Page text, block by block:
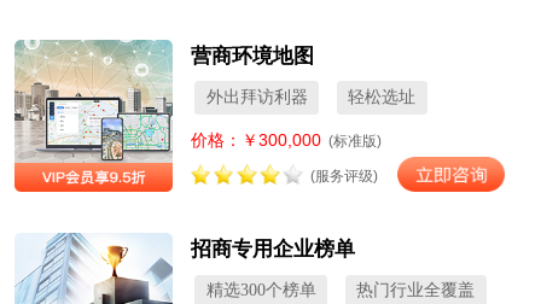
营商环境地图
外出拜访利器 轻松选址
价格：￥300,000 (标准版)
(服务评级)
招商专用企业榜单
精选300个榜单 热门行业全覆盖